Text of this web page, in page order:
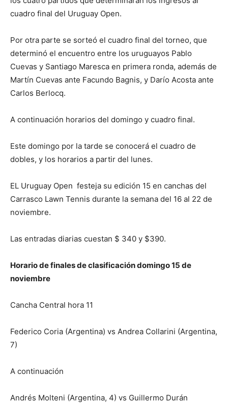
cuadro final del Uruguay Open.
Por otra parte se sorteó el cuadro final del torneo, que
determinó el encuentro entre los uruguayos Pablo
Cuevas y Santiago Maresca en primera ronda, además de
Martín Cuevas ante Facundo Bagnis, y Darío Acosta ante
Carlos Berlocq.
A continuación horarios del domingo y cuadro final.
Este domingo por la tarde se conocerá el cuadro de
dobles, y los horarios a partir del lunes.
EL Uruguay Open festeja su edición 15 en canchas del
Carrasco Lawn Tennis durante la semana del 16 al 22 de
noviembre.
Las entradas diarias cuestan $ 340 y $390.
Horario de finales de clasificación domingo 15 de
noviembre
Cancha Central hora 11
Federico Coria (Argentina) vs Andrea Collarini (Argentina,
7)
A continuación
Andrés Molteni (Argentina, 4) vs Guillermo Durán